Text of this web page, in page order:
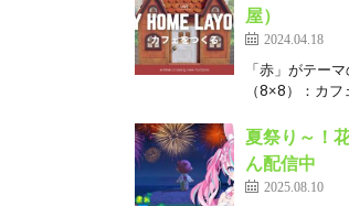
屋）
2024.04.18
「赤」がテー
（8×8）：カ
夏祭り～！
ん配信中
2025.08.10